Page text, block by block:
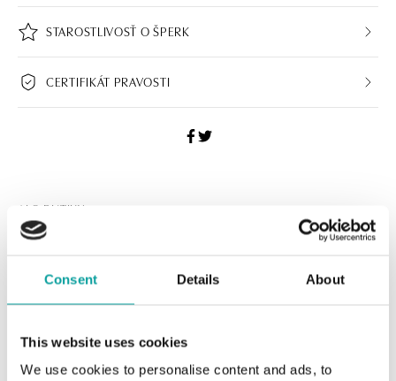
Consent Details About
This website uses cookies
We use cookies to personalise content and ads, to
STAROSTLIVOSŤ O ŠPERK
CERTIFIKÁT PRAVOSTI
ALO BUTIKY
Navštívte naše butiky